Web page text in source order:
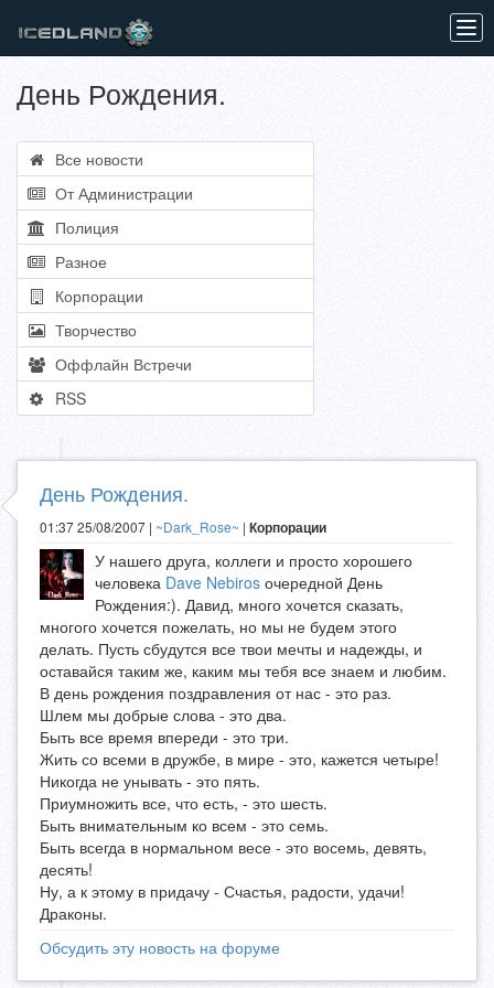
День Рождения.
Все новости
От Администрации
Полиция
Разное
Корпорации
Творчество
Оффлайн Встречи
RSS
День Рождения.
01:37 25/08/2007 | ~Dark_Rose~ | Корпорации
У нашего друга, коллеги и просто хорошего
человека Dave Nebiros очередной День
Рождения:). Давид, много хочется сказать,
многого хочется пожелать, но мы не будем этого
делать. Пусть сбудутся все твои мечты и надежды, и
оставайся таким же, каким мы тебя все знаем и любим.
В день рождения поздравления от нас - это раз.
Шлем мы добрые слова - это два.
Быть все время впереди - это три.
Жить со всеми в дружбе, в мире - это, кажется четыре!
Никогда не унывать - это пять.
Приумножить все, что есть, - это шесть.
Быть внимательным ко всем - это семь.
Быть всегда в нормальном весе - это восемь, девять,
десять!
Ну, а к этому в придачу - Счастья, радости, удачи!
Драконы.
Обсудить эту новость на форуме